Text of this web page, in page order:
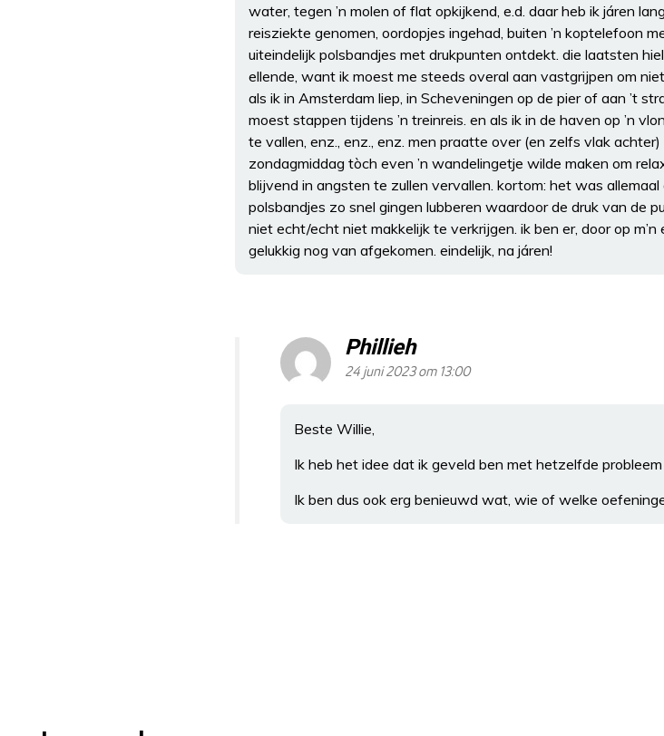
water, tegen ’n molen of flat opkijkend, e.d. daar heb ik járen
reisziekte genomen, oordopjes ingehad, buiten ’n koptelefoon
uiteindelijk polsbandjes met drukpunten ontdekt. die laatsten
ellende, want ik moest me steeds overal aan vastgrijpen om
als ik in Amsterdam liep, in Scheveningen op de pier of aan ’t
moest stappen tijdens ’n treinreis. en als ik in de haven op ’n
te vallen, enz., enz., enz. men praatte over (en zelfs vlak
zondagmiddag tòch even ’n wandelingetje wilde maken om
blijvend in angsten te zullen vervallen. kortom: het was
polsbandjes zo snel gingen lubberen waardoor de druk van de
niet echt/echt niet makkelijk te verkrijgen. ik ben er, door op
gelukkig nog van afgekomen. eindelijk, na járen!
Phillieh
24 juni 2023 om 13:00
Beste Willie,
Ik heb het idee dat ik geveld ben met hetzelfde
Ik ben dus ook erg benieuwd wat, wie of welke